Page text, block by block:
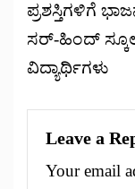
ಪ್ರಶಸ್ತಿಗಳಿಗೆ
ಸರ್-ಹಿಂದ್
ವಿದ್ಯಾರ್ಥಿಗಳು
Leave a
Your email